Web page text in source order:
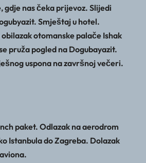
gdje nas čeka prijevoz. Slijedi
Smještaj u hotel.
otomanske palače Ishak
pruža pogled na Dogubayazit.
uspona na završnoj večeri.
paket. Odlazak na aerodrom
Istanbula do Zagreba. Dolazak